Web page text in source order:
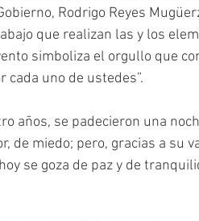
Rodrigo Reyes
que realizan las y los
simboliza el orgullo que
cada uno de ustedes”.
años, se padecieron una
de miedo; pero, gracias a su
se goza de paz y de